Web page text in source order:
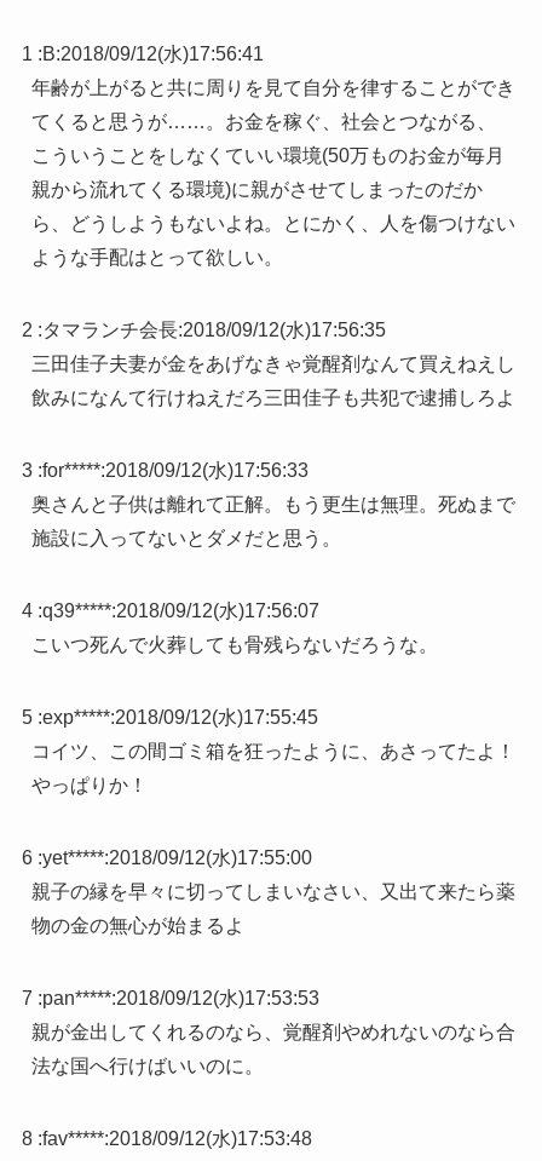
1 :B:2018/09/12(水)17:56:41
年齢が上がると共に周りを見て自分を律することができ
てくると思うが……。お金を稼ぐ、社会とつながる、
こういうことをしなくていい環境(50万ものお金が毎月
親から流れてくる環境)に親がさせてしまったのだか
ら、どうしようもないよね。とにかく、人を傷つけない
ような手配はとって欲しい。
2 :タマランチ会長:2018/09/12(水)17:56:35
三田佳子夫妻が金をあげなきゃ覚醒剤なんて買えねえし
飲みになんて行けねえだろ三田佳子も共犯で逮捕しろよ
3 :for*****:2018/09/12(水)17:56:33
奥さんと子供は離れて正解。もう更生は無理。死ぬまで
施設に入ってないとダメだと思う。
4 :q39*****:2018/09/12(水)17:56:07
こいつ死んで火葬しても骨残らないだろうな。
5 :exp*****:2018/09/12(水)17:55:45
コイツ、この間ゴミ箱を狂ったように、あさってたよ！
やっぱりか！
6 :yet*****:2018/09/12(水)17:55:00
親子の縁を早々に切ってしまいなさい、又出て来たら薬
物の金の無心が始まるよ
7 :pan*****:2018/09/12(水)17:53:53
親が金出してくれるのなら、覚醒剤やめれないのなら合
法な国へ行けばいいのに。
8 :fav*****:2018/09/12(水)17:53:48